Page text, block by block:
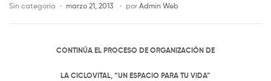
Sin categoría marzo 21, 2013 por Admin Web
CONTINÚA EL PROCESO DE ORGANIZACIÓN DE
LA CICLOVITAL, “UN ESPACIO PARA TU VIDA”